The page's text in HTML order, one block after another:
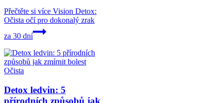
Přečtěte si více Vision Detox:
Očista očí pro dokonalý zrak
za 30 dní
Očista
Detox ledvin: 5
přírodních způsobů jak